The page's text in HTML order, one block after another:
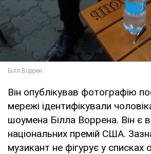
Він опублікував фотографію
мережі ідентифікували
шоумена Білла Воррена. Він є
національних премій США.
музикант не фігурує у списках